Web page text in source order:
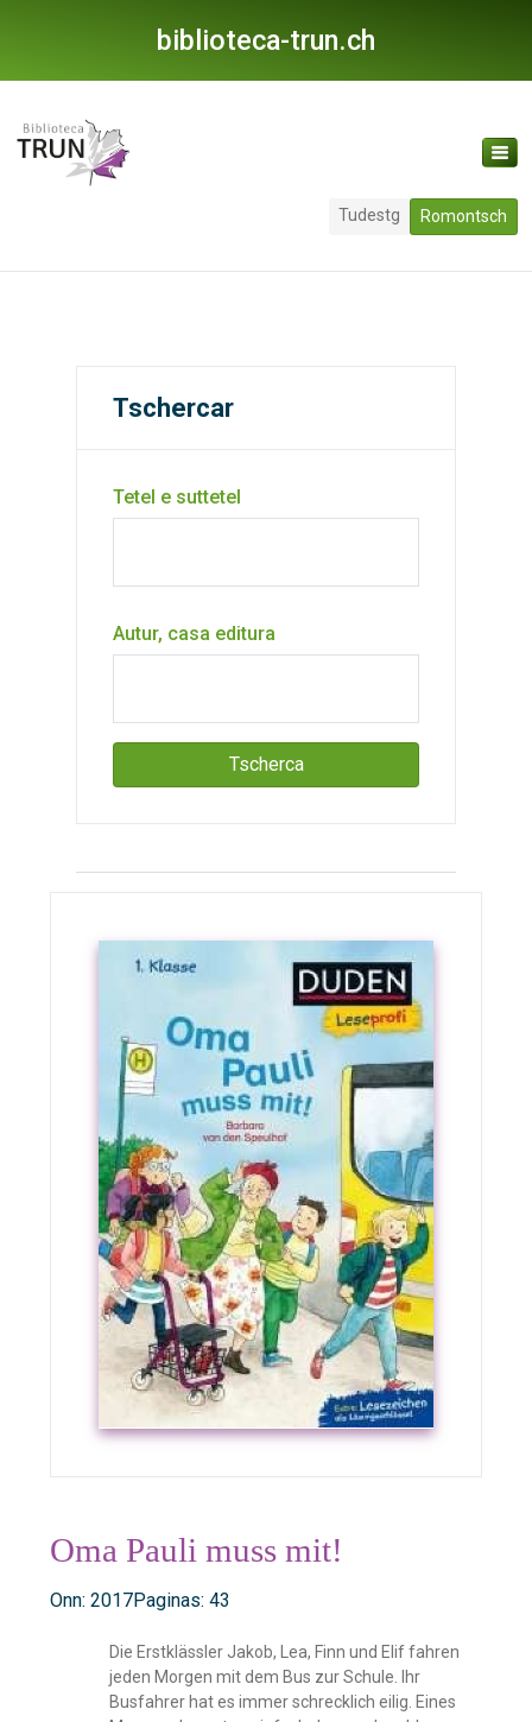
biblioteca-trun.ch
Tudestg Romontsch
Tschercar
Tetel e suttetel
Autur, casa editura
Tscherca
Oma Pauli muss mit!
Onn: 2017Paginas: 43
Die Erstklässler Jakob, Lea, Finn und Elif fahren
jeden Morgen mit dem Bus zur Schule. Ihr
Busfahrer hat es immer schrecklich eilig. Eines